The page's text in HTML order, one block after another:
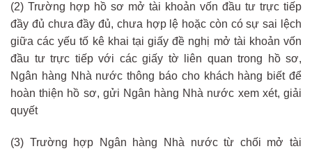
(2) Trường hợp hồ sơ mở tài khoản vốn đầu tư trực tiếp
đầy đủ chưa đầy đủ, chưa hợp lệ hoặc còn có sự sai lệch
giữa các yếu tố kê khai tại giấy đề nghị mở tài khoản vốn
đầu tư trực tiếp với các giấy tờ liên quan trong hồ sơ,
Ngân hàng Nhà nước thông báo cho khách hàng biết để
hoàn thiện hồ sơ, gửi Ngân hàng Nhà nước xem xét, giải
quyết
(3) Trường hợp Ngân hàng Nhà nước từ chối mở tài